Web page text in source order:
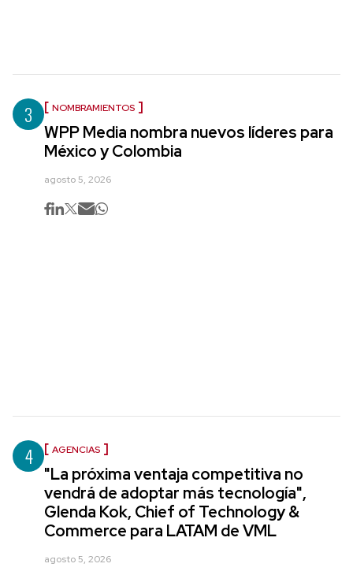
3 NOMBRAMIENTOS
WPP Media nombra nuevos líderes para
México y Colombia
agosto 5, 2026
4 AGENCIAS
"La próxima ventaja competitiva no
vendrá de adoptar más tecnología",
Glenda Kok, Chief of Technology &
Commerce para LATAM de VML
agosto 5, 2026